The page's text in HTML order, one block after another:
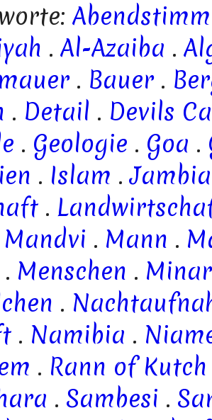
. Al-Azaiba .
. Bauer.
. Detail . Devils
. Geologie . Goa .
. Islam .
.
Mandvi . Mann .
Menschen .
.
. Namibia .
. Rann of Kutch
. Sambesi .